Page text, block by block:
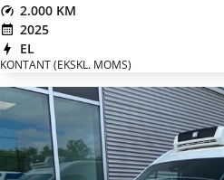
2.000 KM
2025
EL
KONTANT (EKSKL. MOMS)